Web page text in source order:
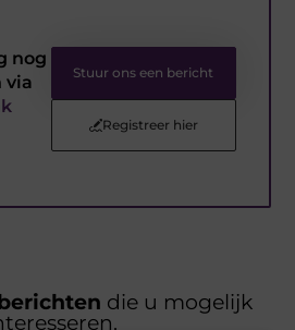
nog
via
Stuur ons een bericht
Registreer hier
die u mogelijk